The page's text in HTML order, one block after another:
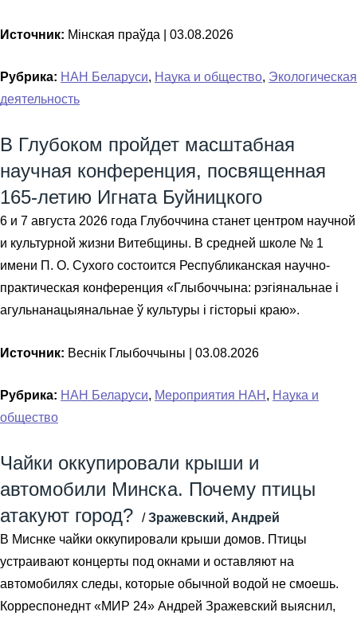
Источник: Мінская праўда | 03.08.2026
Рубрика: НАН Беларуси, Наука и общество, Экологическая
деятельность
В Глубоком пройдет масштабная
научная конференция, посвященная
165-летию Игната Буйницкого
6 и 7 августа 2026 года Глубоччина станет центром научной
и культурной жизни Витебщины. В средней школе № 1
имени П. О. Сухого состоится Республиканская научно-
практическая конференция «Глыбоччына: рэгіянальнае і
агульнанацыянальнае ў культуры і гісторыі краю».
Источник: Веснiк Глыбоччыны | 03.08.2026
Рубрика: НАН Беларуси, Мероприятия НАН , Наука и
общество
Чайки оккупировали крыши и
автомобили Минска. Почему птицы
атакуют город?
/Зражевский, Андрей
В Миснке чайки оккупировали крыши домов. Птицы
устраивают концерты под окнами и оставляют на
автомобилях следы, которые обычной водой не смоешь.
Корреспонеднт «МИР 24» Андрей Зражевский выяснил,